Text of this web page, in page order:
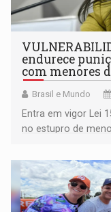
endurece
com menores
Brasil e Mundo
Entra em vigor Lei
no estupro de